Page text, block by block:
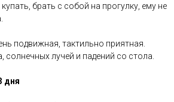
брать с собой на прогулку, ему не
подвижная, тактильно приятная.
солнечных лучей и падений со стола.
дня